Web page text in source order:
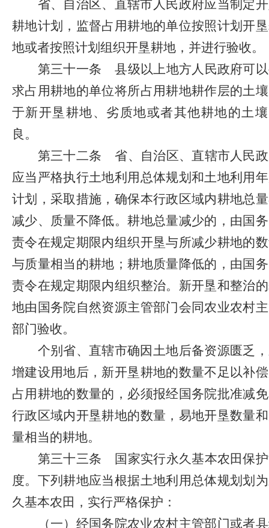
省、自治区、直辖市人民政府应当制定
耕地计划，监督占用耕地的单位按照计划开
地或者按照计划组织开垦耕地，并进行验收。
第三十一条
县级以上地方人民政府可
求占用耕地的单位将所占用耕地耕作层的土
于新开垦耕地、劣质地或者其他耕地的土
良。
第三十二条
省、自治区、直辖市人民
应当严格执行土地利用总体规划和土地利用
计划，采取措施，确保本行政区域内耕地总
减少、质量不降低。耕地总量减少的，由国
责令在规定期限内组织开垦与所减少耕地的
与质量相当的耕地；耕地质量降低的，由国
责令在规定期限内组织整治。新开垦和整治
地由国务院自然资源主管部门会同农业农村
部门验收。
个别省、直辖市确因土地后备资源匮乏
增建设用地后，新开垦耕地的数量不足以补
占用耕地的数量的，必须报经国务院批准减
行政区域内开垦耕地的数量，易地开垦数量
量相当的耕地。
第三十三条
国家实行永久基本农田保
度。下列耕地应当根据土地利用总体规划划
久基本农田，实行严格保护：
（一）经国务院农业农村主管部门或者